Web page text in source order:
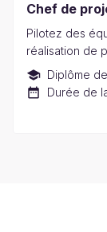
Chef de
Pilotez des
réalisation de
Diplôme
Durée de